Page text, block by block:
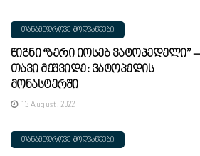
ᲗᲐᲜᲐᲛᲔᲓᲠᲝᲕᲔ ᲛᲝᲦᲕᲐᲬᲔᲔᲑᲘ
Წიგნი “ბერი Იოსებ Ვატოპედელი” –
Თავი Მეშვიდე: Ვატოპედის
Მონასტერში
13 August, 2022
ᲗᲐᲜᲐᲛᲔᲓᲠᲝᲕᲔ ᲛᲝᲦᲕᲐᲬᲔᲔᲑᲘ